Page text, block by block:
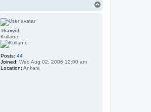
Tharivol
Kullanıcı
Posts: 44
Joined: Wed Aug 02, 2006 12:00 am
Location: Ankara